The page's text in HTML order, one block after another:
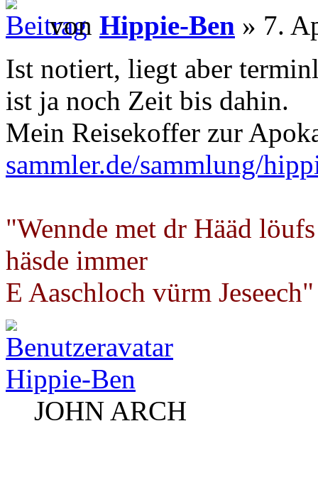
von Hippie-Ben » 7.
Ist notiert, liegt aber
ist ja noch Zeit bis dahin.
Mein Reisekoffer zur
sammler.de/sammlung/
"Wennde met dr Hääd löufs
häsde immer
E Aaschloch vürm Jeseech"
Hippie-Ben
JOHN ARCH